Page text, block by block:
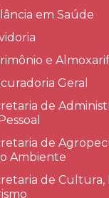
em Saúde
e
Geral
de
de
Ambiente
de Cultura,